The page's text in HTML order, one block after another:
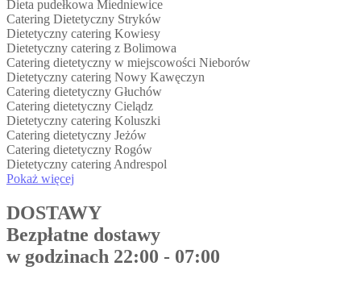
Dieta pudełkowa Miedniewice
Catering Dietetyczny Stryków
Dietetyczny catering Kowiesy
Dietetyczny catering z Bolimowa
Catering dietetyczny w miejscowości Nieborów
Dietetyczny catering Nowy Kawęczyn
Catering dietetyczny Głuchów
Catering dietetyczny Cielądz
Dietetyczny catering Koluszki
Catering dietetyczny Jeżów
Catering dietetyczny Rogów
Dietetyczny catering Andrespol
Pokaż więcej
DOSTAWY
Bezpłatne dostawy
w godzinach 22:00 - 07:00